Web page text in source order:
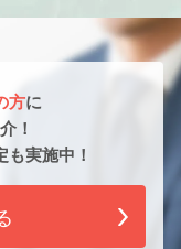
方に
！
実施中！